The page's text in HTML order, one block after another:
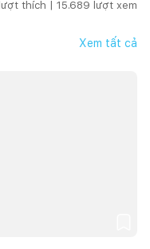
lượt thích | 15.689 lượt xem
Xem tất cả